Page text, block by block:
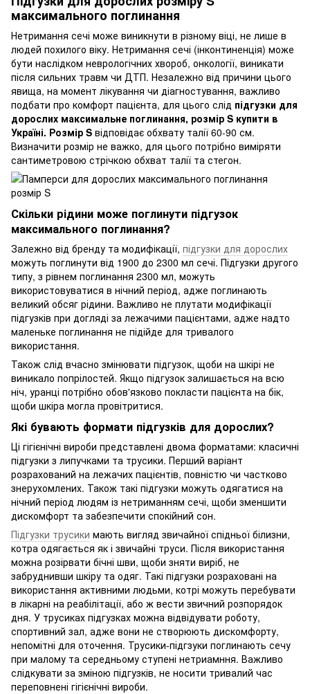
максимального поглинання
Нетримання сечі може виникнути в різному віці, не лише в
людей похилого віку. Нетримання сечі (інконтиненція) може
бути наслідком неврологічних хвороб, онкології, виникати
після сильних травм чи ДТП. Незалежно від причини цього
явища, на момент лікування чи діагностування, важливо
подбати про комфорт пацієнта, для цього слід підгузки для
дорослих максимальне поглинання, розмір S купити в
Україні. Розмір S відповідає обхвату талії 60-90 см.
Визначити розмір не важко, для цього потрібно виміряти
сантиметровою стрічкою обхват талії та стегон.
Скільки рідини може поглинути підгузок
максимального поглинання?
Залежно від бренду та модифікації, підгузки для дорослих
можуть поглинути від 1900 до 2300 мл сечі. Підгузки другого
типу, з рівнем поглинання 2300 мл, можуть
використовуватися в нічний період, адже поглинають
великий обсяг рідини. Важливо не плутати модифікації
підгузків при догляді за лежачими пацієнтами, адже надто
маленьке поглинання не підійде для тривалого
використання.
Також слід вчасно змінювати підгузок, щоби на шкірі не
виникало попрілостей. Якщо підгузок залишається на всю
ніч, уранці потрібно обов'язково покласти пацієнта на бік,
щоби шкіра могла провітритися.
Які бувають формати підгузків для дорослих?
Ці гігієнічні вироби представлені двома форматами: класичні
підгузки з липучками та трусики. Перший варіант
розрахований на лежачих пацієнтів, повністю чи частково
знерухомлених. Також такі підгузки можуть одягатися на
нічний період людям із нетриманням сечі, щоби зменшити
дискомфорт та забезпечити спокійний сон.
Підгузки трусики мають вигляд звичайної спідньої білизни,
котра одягається як і звичайні труси. Після використання
можна розірвати бічні шви, щоби зняти виріб, не
забруднивши шкіру та одяг. Такі підгузки розраховані на
використання активними людьми, котрі можуть перебувати
в лікарні на реабілітації, або ж вести звичний розпорядок
дня. У трусиках підгузках можна відвідувати роботу,
спортивний зал, адже вони не створюють дискомфорту,
непомітні для оточення. Трусики-підгзуки поглинають сечу
при малому та середньому ступені нетриамння. Важливо
слідкувати за зміною підгузків, не носити тривалий час
переповнені гігієнічні вироби.